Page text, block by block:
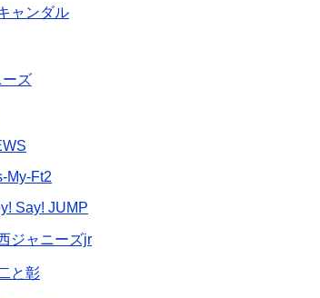
ャンダル
ーズ
My-Ft2
Say! JUMP
ジャニーズjr
と彰